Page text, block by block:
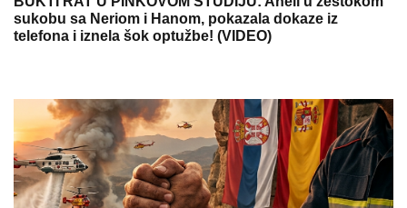
sukobu sa Neriom i Hanom, pokazala dokaze iz
telefona i iznela šok optužbe! (VIDEO)